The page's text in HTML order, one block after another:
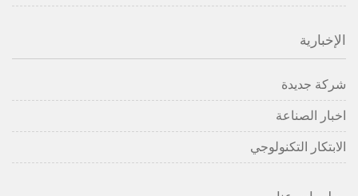
الإخبارية
شركة جديدة
اخبار الصناعة
الابتكار التكنولوجي